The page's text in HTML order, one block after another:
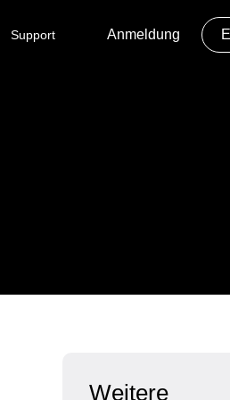
Support Anmeldung
Weitere